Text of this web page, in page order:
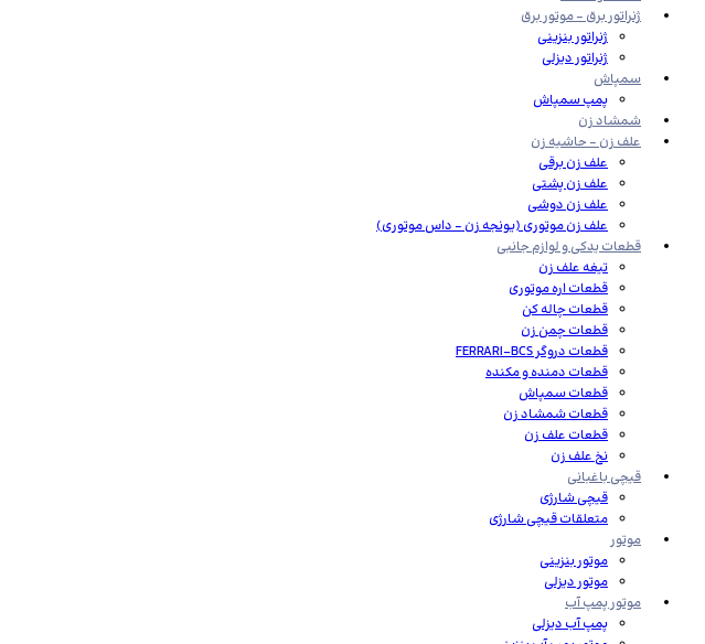
ژنراتور برق – موتور برق
ژنراتور بنزینی
ژنراتور دیزلی
سمپاش
پمپ سمپاش
شمشاد زن
علف زن – حاشیه زن
علف زن برقی
علف زن پشتی
علف زن دوشی
علف زن موتوری (یونجه زن – داس موتوری)
قطعات یدکی و لوازم جانبی
تیغه علف زن
قطعات اره موتوری
قطعات چاله کن
قطعات چمن زن
قطعات دروگر FERRARI-BCS
قطعات دمنده و مکنده
قطعات سمپاش
قطعات شمشاد زن
قطعات علف زن
نخ علف زن
قیچی باغبانی
قیچی شارژی
متعلقات قیچی شارژی
موتور
موتور بنزینی
موتور دیزلی
موتور پمپ آب
پمپ آب دیزلی